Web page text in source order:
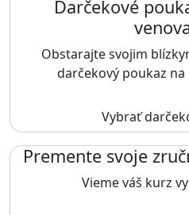
Darčekové
Obstarajte svojim
darčekový poukaz
Vybrať
Premente svoje
Vieme váš kurz